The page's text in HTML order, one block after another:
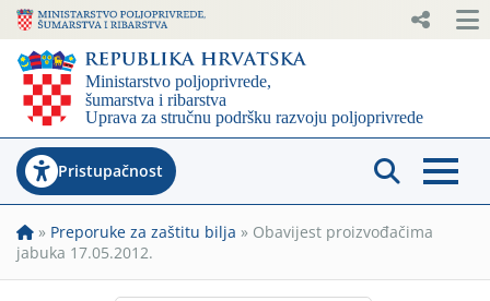
Pristupačnost
» Preporuke za zaštitu bilja » Obavijest proizvođačima
jabuka 17.05.2012.